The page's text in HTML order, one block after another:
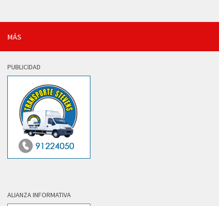
MÁS
PUBLICIDAD
ALIANZA INFORMATIVA